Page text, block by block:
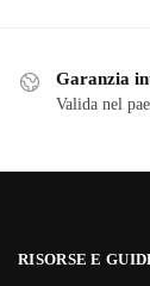
Garanzia
Valida nel
RISORSE E